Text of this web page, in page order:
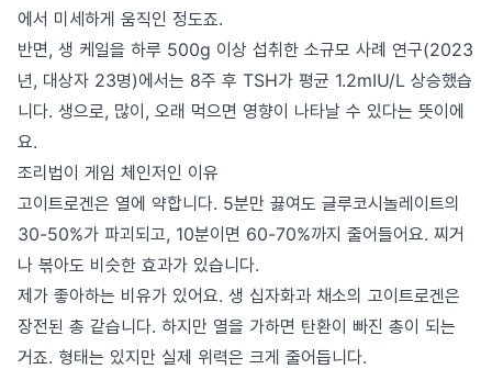
에서 미세하게 움직인 정도죠.
반면, 생 케일을 하루 500g 이상 섭취한 소규모 사례 연구(2023
년, 대상자 23명)에서는 8주 후 TSH가 평균 1.2mIU/L 상승했습
니다. 생으로, 많이, 오래 먹으면 영향이 나타날 수 있다는 뜻이에
요.
조리법이 게임 체인저인 이유
고이트로겐은 열에 약합니다. 5분만 끓여도 글루코시놀레이트의
30-50%가 파괴되고, 10분이면 60-70%까지 줄어들어요. 찌거
나 볶아도 비슷한 효과가 있습니다.
제가 좋아하는 비유가 있어요. 생 십자화과 채소의 고이트로겐은
장전된 총 같습니다. 하지만 열을 가하면 탄환이 빠진 총이 되는
거죠. 형태는 있지만 실제 위력은 크게 줄어듭니다.